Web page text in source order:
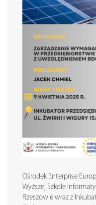
Ośrodek Enterprise
Wyższej Szkole
Rzeszowie wraz z